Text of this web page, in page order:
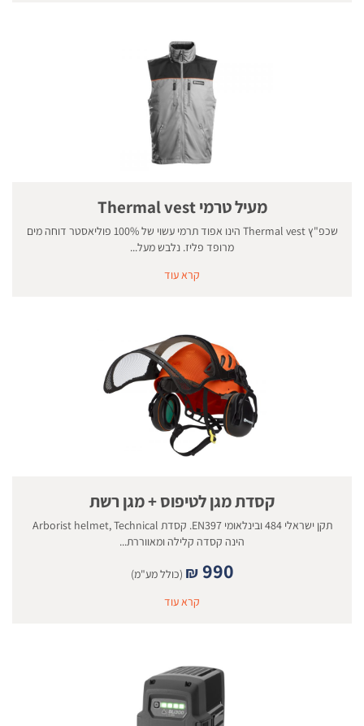
מעיל טרמי Thermal vest
שכפ"ץ Thermal vest הינו אפוד תרמי עשוי של 100% פוליאסטר דוחה מים
מרופד פליז. נלבש מעל...
קרא עוד
קסדת מגן לטיפוס + מגן רשת
תקן ישראלי 484 ובינלאומי EN397. קסדת Arborist helmet, Technical
הינה קסדה קלילה ומאווררת...
₪ 990
(כולל מע"מ)
קרא עוד